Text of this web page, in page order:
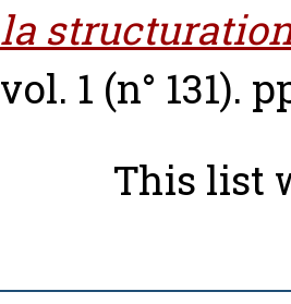
la
vol. 1 (n° 131).
This list